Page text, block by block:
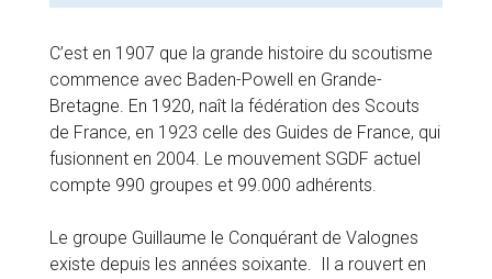
C’est en 1907 que la grande histoire du scoutisme
commence avec Baden-Powell en Grande-
Bretagne. En 1920, naît la fédération des Scouts
de France, en 1923 celle des Guides de France, qui
fusionnent en 2004. Le mouvement SGDF actuel
compte 990 groupes et 99.000 adhérents.
Le groupe Guillaume le Conquérant de Valognes
existe depuis les années soixante. Il a rouvert en